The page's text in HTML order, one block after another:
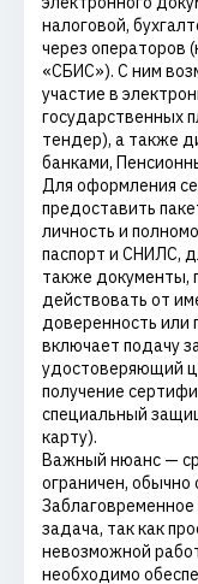
налоговой,
через операторов
«СБИС»). С ним
участие в
государственных
тендер), а также
банками,
Для оформления
предоставить
личность и
паспорт и СНИЛС,
также
действовать от
доверенность или
включает подачу
удостоверяющий
получение
специальный
карту).
Важный нюанс —
ограничен, обычно
задача, так как
невозможной
необходимо